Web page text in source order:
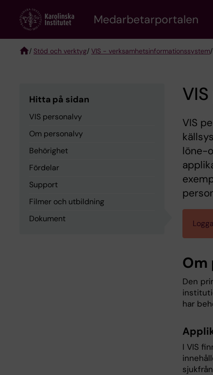
content
Medarbetarportalen
/ Stöd och verktyg/ VIS - verksamhetsinformationssystem
Hitta på sidan
VIS personalvy
Om personalvy
Behörighet
Fördelar
Support
Filmer och utbildning
Dokument
VIS
löne-
Om
Den
har
I VIS